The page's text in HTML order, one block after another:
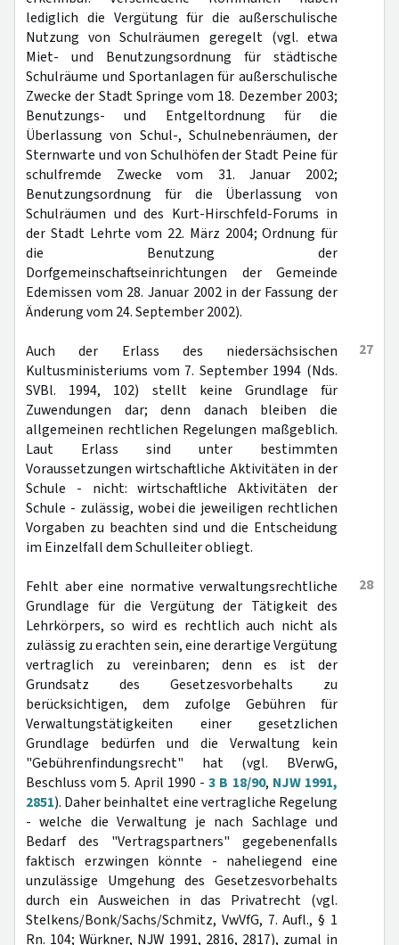
lediglich die Vergütung für die außerschulische
Nutzung von Schulräumen geregelt (vgl. etwa
Miet- und Benutzungsordnung für städtische
Schulräume und Sportanlagen für außerschulische
Zwecke der Stadt Springe vom 18. Dezember 2003;
Benutzungs- und Entgeltordnung für die
Überlassung von Schul-, Schulnebenräumen, der
Sternwarte und von Schulhöfen der Stadt Peine für
schulfremde Zwecke vom 31. Januar 2002;
Benutzungsordnung für die Überlassung von
Schulräumen und des Kurt-Hirschfeld-Forums in
der Stadt Lehrte vom 22. März 2004; Ordnung für
die Benutzung der
Dorfgemeinschaftseinrichtungen der Gemeinde
Edemissen vom 28. Januar 2002 in der Fassung der
Änderung vom 24. September 2002).
27
Auch der Erlass des niedersächsischen
Kultusministeriums vom 7. September 1994 (Nds.
SVBl. 1994, 102) stellt keine Grundlage für
Zuwendungen dar; denn danach bleiben die
allgemeinen rechtlichen Regelungen maßgeblich.
Laut Erlass sind unter bestimmten
Voraussetzungen wirtschaftliche Aktivitäten in der
Schule - nicht: wirtschaftliche Aktivitäten der
Schule - zulässig, wobei die jeweiligen rechtlichen
Vorgaben zu beachten sind und die Entscheidung
im Einzelfall dem Schulleiter obliegt.
28
Fehlt aber eine normative verwaltungsrechtliche
Grundlage für die Vergütung der Tätigkeit des
Lehrkörpers, so wird es rechtlich auch nicht als
zulässig zu erachten sein, eine derartige Vergütung
vertraglich zu vereinbaren; denn es ist der
Grundsatz des Gesetzesvorbehalts zu
berücksichtigen, dem zufolge Gebühren für
Verwaltungstätigkeiten einer gesetzlichen
Grundlage bedürfen und die Verwaltung kein
"Gebührenfindungsrecht" hat (vgl. BVerwG,
Beschluss vom 5. April 1990 -3 B 18/90, NJW 1991,
2851). Daher beinhaltet eine vertragliche Regelung
- welche die Verwaltung je nach Sachlage und
Bedarf des "Vertragspartners" gegebenenfalls
faktisch erzwingen könnte - naheliegend eine
unzulässige Umgehung des Gesetzesvorbehalts
durch ein Ausweichen in das Privatrecht (vgl.
Stelkens/Bonk/Sachs/Schmitz, VwVfG, 7. Aufl., § 1
Rn. 104; Würkner, NJW 1991, 2816, 2817), zumal in